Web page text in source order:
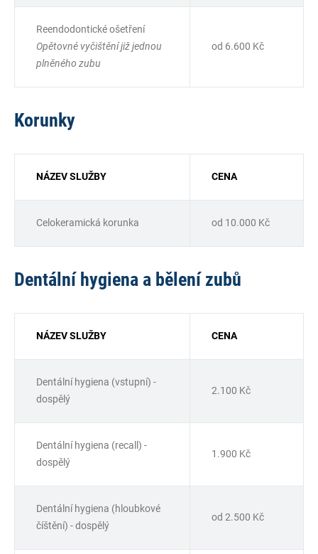
Reendodontické ošetření
Opětovné vyčištění již jednou
plněného zubu
od 6.600 Kč
Korunky
NÁZEV SLUŽBY CENA
Celokeramická korunka od 10.000 Kč
Dentální hygiena a bělení zubů
NÁZEV SLUŽBY CENA
Dentální hygiena (vstupní) -
dospělý
2.100 Kč
Dentální hygiena (recall) -
dospělý
1.900 Kč
Dentální hygiena (hloubkové
číštění) - dospělý
od 2.500 Kč